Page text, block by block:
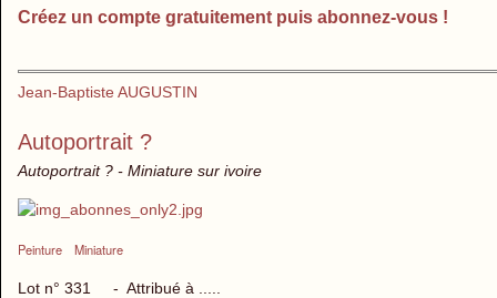
Créez un compte gratuitement puis abonnez-vous !
Jean-Baptiste AUGUSTIN
Autoportrait ?
Autoportrait ? - Miniature sur ivoire
Peinture Miniature
Lot n° 331 - Attribué à .....